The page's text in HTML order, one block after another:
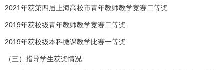
2021年获第四届上海高校市青年教师教学竞赛二等奖
2019年获校级青年教师教学竞赛二等奖
2019年获校级本科微课教学比赛一等奖
（三）指导学生获奖情况